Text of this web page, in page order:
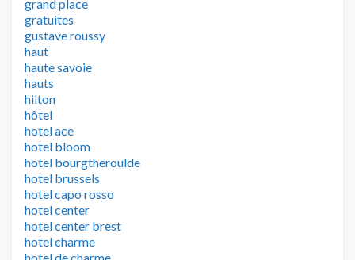
grand place
gratuites
gustave roussy
haut
haute savoie
hauts
hilton
hôtel
hotel ace
hotel bloom
hotel bourgtheroulde
hotel brussels
hotel capo rosso
hotel center
hotel center brest
hotel charme